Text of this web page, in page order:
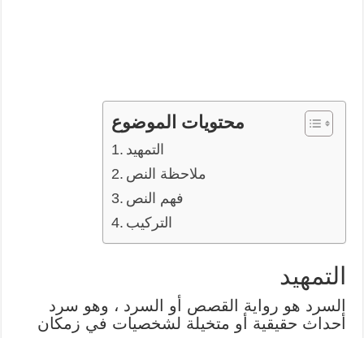
محتويات الموضوع
التمهيد
ملاحظة النص
فهم النص
التركيب
التمهيد
السرد هو رواية القصص أو السرد ، وهو سرد
أحداث حقيقية أو متخيلة لشخصيات في زمكان